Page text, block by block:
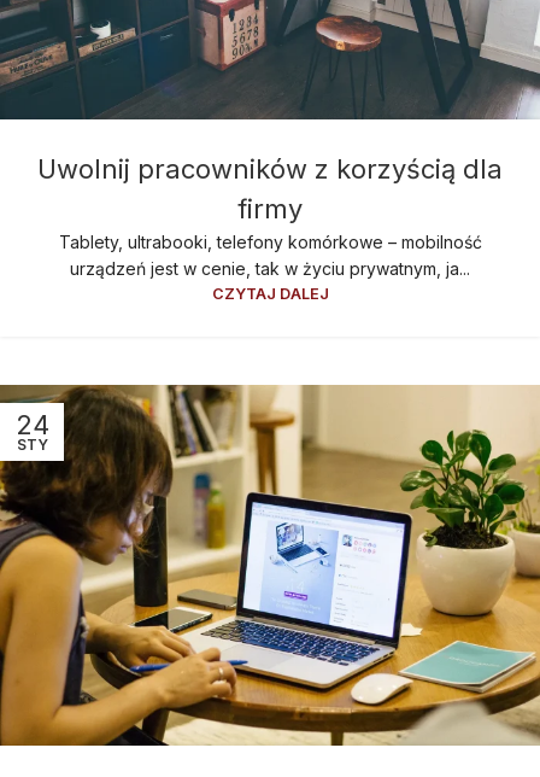
Uwolnij pracowników z korzyścią dla
firmy
Tablety, ultrabooki, telefony komórkowe – mobilność
urządzeń jest w cenie, tak w życiu prywatnym, ja...
CZYTAJ DALEJ
24
STY